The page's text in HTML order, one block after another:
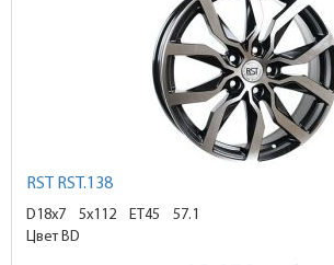
RST RST.138
D18x7 5x112 ET45
57.1
Цвет BD